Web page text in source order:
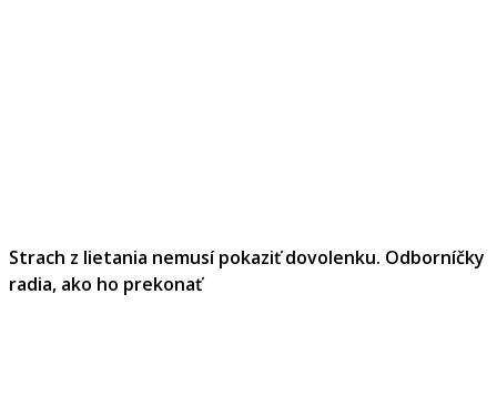
Strach z lietania nemusí pokaziť dovolenku. Odborníčky
radia, ako ho prekonať